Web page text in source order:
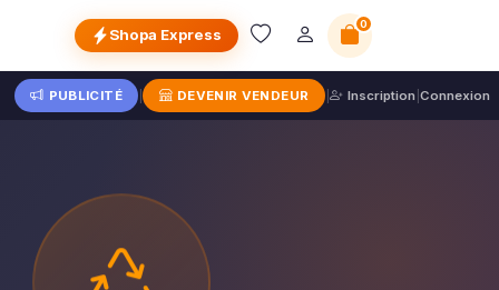
Shopa Express
0
PUBLICITÉ | DEVENIR VENDEUR | Inscription Connexion